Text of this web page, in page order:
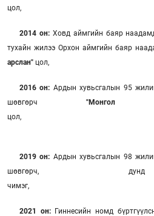
цол,
2014 он:Ховд аймгийн баяр
тухайн жилээ Орхон аймгийн баяр
арслан" цол,
2016 он: Ардын хувьсгалын 95
шөвгөрч"Монгол
2019 он: Ардын хувьсгалын 98
шөвгөрч,
2021 он:Гиннесийн номд